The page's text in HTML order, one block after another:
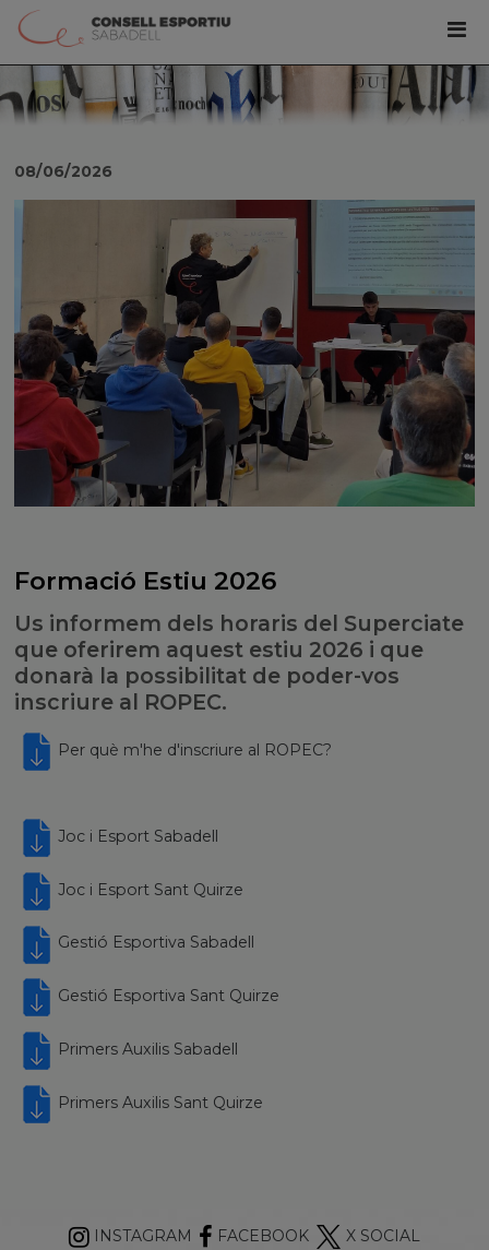
Formació Estiu 2026
Us informem dels horaris del Superciate
que oferirem aquest estiu 2026 i que
donarà la possibilitat de poder-vos
inscriure al ROPEC.
08/06/2026
Per què m'he d'inscriure al ROPEC?
Joc i Esport Sabadell
Joc i Esport Sant Quirze
Gestió Esportiva Sabadell
Gestió Esportiva Sant Quirze
Primers Auxilis Sabadell
Primers Auxilis Sant Quirze
INSTAGRAM FACEBOOK
X SOCIAL